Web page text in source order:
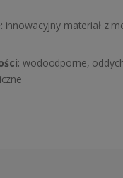
innowacyjny materiał z
wodoodporne,